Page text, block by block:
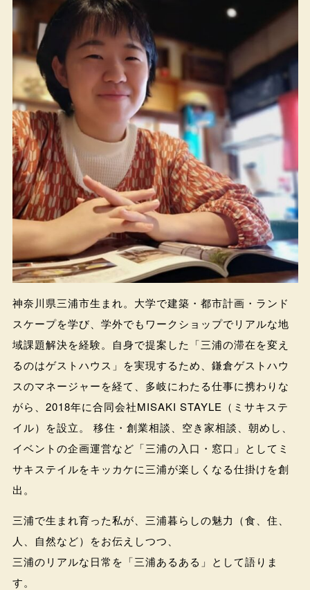
神奈川県三浦市生まれ。大学で建築・都市計画・ランド
スケープを学び、学外でもワークショップでリアルな地
域課題解決を経験。自身で提案した「三浦の滞在を変え
るのはゲストハウス」を実現するため、鎌倉ゲストハウ
スのマネージャーを経て、多岐にわたる仕事に携わりな
がら、2018年に合同会社MISAKI STAYLE（ミサキステ
イル）を設立。 移住・創業相談、空き家相談、朝めし、
イベントの企画運営など「三浦の入口・窓口」としてミ
サキステイルをキッカケに三浦が楽しくなる仕掛けを創
出。
三浦で生まれ育った私が、三浦暮らしの魅力（食、住、
人、自然など）をお伝えしつつ、
三浦のリアルな日常を「三浦あるある」として語りま
す。